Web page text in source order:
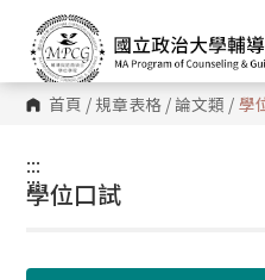
首頁 /規章表格 / 論文類 / 學
:::
:::
學位口試